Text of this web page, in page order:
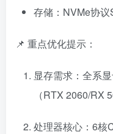
存储：NVMe协
📌 重点优化提示：
显存需求：全系
（RTX 2060/RX
处理器核心：6核